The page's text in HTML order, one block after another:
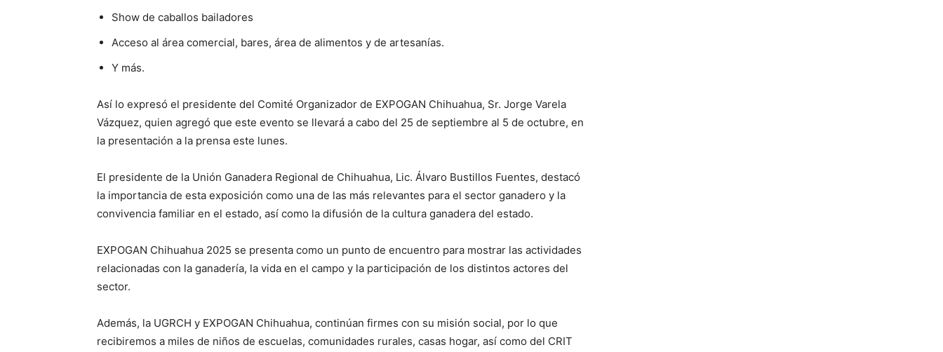
Show de caballos bailadores
Acceso al área comercial, bares, área de alimentos y de artesanías.
Y más.
Así lo expresó el presidente del Comité Organizador de EXPOGAN Chihuahua, Sr. Jorge Varela
Vázquez, quien agregó que este evento se llevará a cabo del 25 de septiembre al 5 de octubre, en
la presentación a la prensa este lunes.
El presidente de la Unión Ganadera Regional de Chihuahua, Lic. Álvaro Bustillos Fuentes, destacó
la importancia de esta exposición como una de las más relevantes para el sector ganadero y la
convivencia familiar en el estado, así como la difusión de la cultura ganadera del estado.
EXPOGAN Chihuahua 2025 se presenta como un punto de encuentro para mostrar las actividades
relacionadas con la ganadería, la vida en el campo y la participación de los distintos actores del
sector.
Además, la UGRCH y EXPOGAN Chihuahua, continúan firmes con su misión social, por lo que
recibiremos a miles de niños de escuelas, comunidades rurales, casas hogar, así como del CRIT